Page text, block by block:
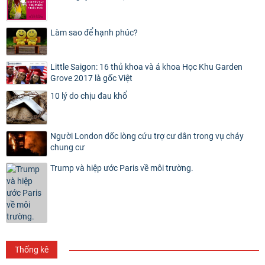
Làm sao để hạnh phúc?
Little Saigon: 16 thủ khoa và á khoa Học Khu Garden
Grove 2017 là gốc Việt
10 lý do chịu đau khổ
Người London dốc lòng cứu trợ cư dân trong vụ cháy
chung cư
Trump và hiệp ước Paris về môi trường.
Thống kê